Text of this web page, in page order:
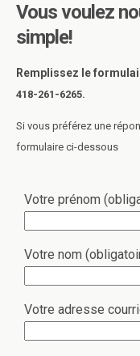
Vous voulez
simple!
Remplissez le
418-261-6265.
Si vous préférez une
formulaire ci-dessous
Votre prénom
Votre nom
Votre adresse